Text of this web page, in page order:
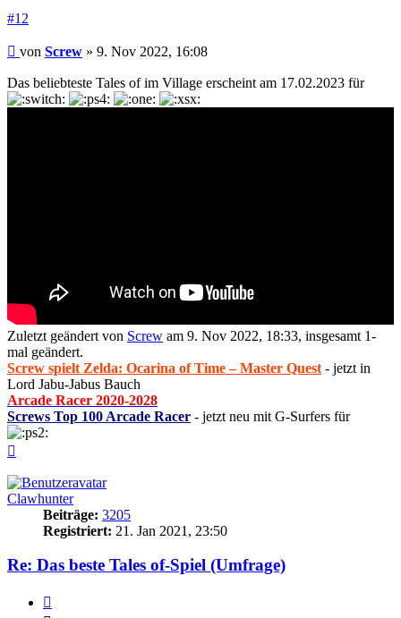
#12
Beitrag
von Screw » 9. Nov 2022, 16:08
Das beliebteste Tales of im Village erscheint am 17.02.2023 für
Zuletzt geändert von Screw am 9. Nov 2022, 18:33, insgesamt 1-
mal geändert.
Screw spielt Zelda: Ocarina of Time – Master Quest - jetzt in
Lord Jabu-Jabus Bauch
Arcade Racer 2020-2028
Screws Top 100 Arcade Racer - jetzt neu mit G-Surfers für
Clawhunter
Beiträge: 3205
Registriert: 21. Jan 2021, 23:50
Re: Das beste Tales of-Spiel (Umfrage)